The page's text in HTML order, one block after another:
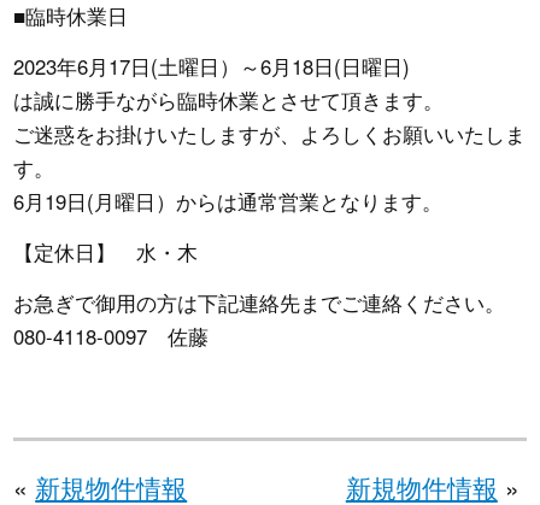
■臨時休業日
2023年6月17日(土曜日）～6月18日(日曜日)
は誠に勝手ながら臨時休業とさせて頂きます。
ご迷惑をお掛けいたしますが、よろしくお願いいたしま
す。
6月19日(月曜日）からは通常営業となります。
【定休日】 水・木
お急ぎで御用の方は下記連絡先までご連絡ください。
080-4118-0097 佐藤
« 新規物件情報 新規物件情報 »